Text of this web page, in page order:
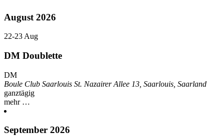
August 2026
22-23 Aug
DM Doublette
DM
Boule Club Saarlouis St. Nazairer Allee 13, Saarlouis, Saarland
ganztägig
mehr …
September 2026